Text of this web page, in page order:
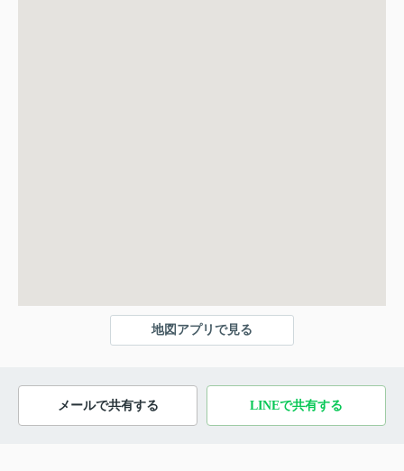
地図アプリで見る
メールで共有する LINEで共有する